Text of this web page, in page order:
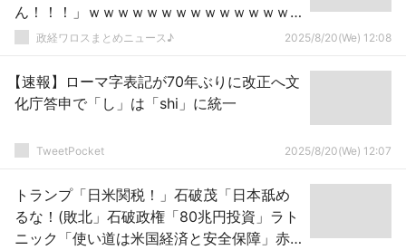
ん！！！」ｗｗｗｗｗｗｗｗｗｗｗｗｗｗ
ｗｗｗ政経ワロスまとめニュース♪ 2025/8/20(We) 12:08
【速報】ローマ字表記が70年ぶりに改正へ文
化庁答申で「し」は「shi」に統一
TweetPocket 2025/8/20(We) 12:07
トランプ「日米関税！」石破茂「日本舐め
るな！(敗北」石破政権「80兆円投資」ラト
ニック「使い道は米国経済と安全保障」赤